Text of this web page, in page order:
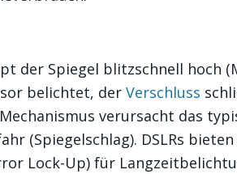
der Spiegel blitzschnell hoch
belichtet, der Verschluss
verursacht das
(Spiegelschlag). DSLRs
Lock-Up) für